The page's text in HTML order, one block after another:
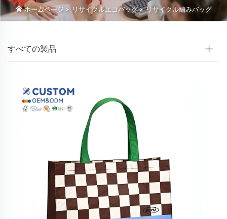
ホームページ > リサイクルエコバッグ>リサイクル編みバッグ
すべての製品